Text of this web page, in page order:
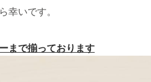
幸いです。
まで揃っております